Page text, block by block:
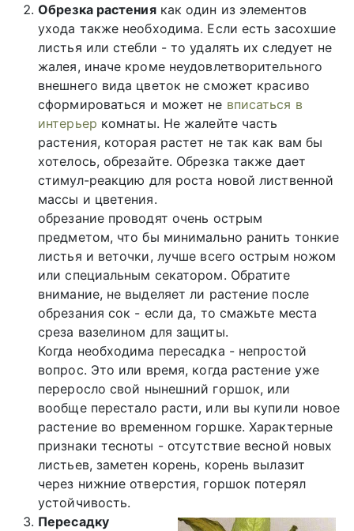
Обрезка растениякак один из элементов
ухода также необходима. Если есть засохшие
листья или стебли - то удалять их следует не
жалея, иначе кроме неудовлетворительного
внешнего вида цветок не сможет красиво
сформироваться и может не вписаться в
интерьер комнаты. Не жалейте часть
растения, которая растет не так как вам бы
хотелось, обрезайте. Обрезка также дает
стимул-реакцию для роста новой лиственной
массы и цветения.
обрезание проводят очень острым
предметом, что бы минимально ранить тонкие
листья и веточки, лучше всего острым ножом
или специальным секатором. Обратите
внимание, не выделяет ли растение после
обрезания сок - если да, то смажьте места
среза вазелином для защиты.
Когда необходима пересадка - непростой
вопрос. Это или время, когда растение уже
переросло свой нынешний горшок, или
вообще перестало расти, или вы купили новое
растение во временном горшке. Характерные
признаки тесноты - отсутствие весной новых
листьев, заметен корень, корень вылазит
через нижние отверстия, горшок потерял
устойчивость.
Пересадку